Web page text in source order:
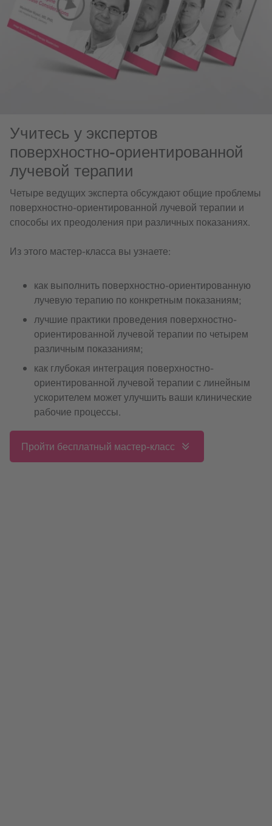
Учитесь у экспертов
поверхностно-ориентированной
лучевой терапии
Четыре ведущих эксперта обсуждают общие проблемы
поверхностно-ориентированной лучевой терапии и
способы их преодоления при различных показаниях.
Из этого мастер-класса вы узнаете:
как выполнить поверхностно-ориентированную
лучевую терапию по конкретным показаниям;
лучшие практики проведения поверхностно-
ориентированной лучевой терапии по четырем
различным показаниям;
как глубокая интеграция поверхностно-
ориентированной лучевой терапии с линейным
ускорителем может улучшить ваши клинические
рабочие процессы.
Пройти бесплатный мастер-класс